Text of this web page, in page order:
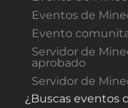
Eventos de
Evento
Servidor de
aprobado
Servidor de
¿Buscas eventos